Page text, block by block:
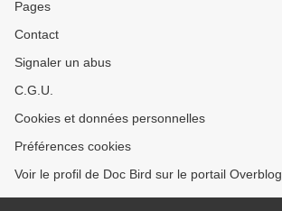
Pages
Contact
Signaler un abus
C.G.U.
Cookies et données personnelles
Préférences cookies
Voir le profil de Doc Bird sur le portail Overblog